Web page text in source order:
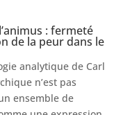
: fermeté
de la peur dans le
analytique de Carl
n’est pas
ensemble de